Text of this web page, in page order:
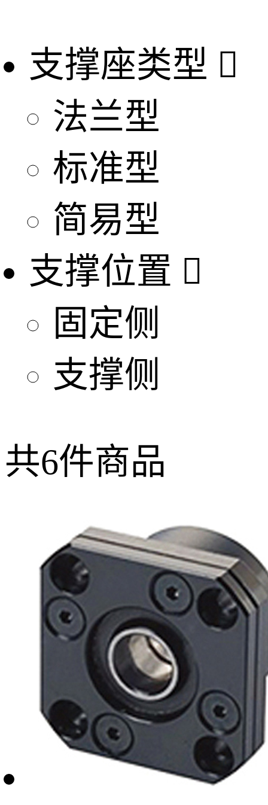
支撑座类型 
法兰型
标准型
简易型
支撑位置 
固定侧
支撑侧
共6件商品